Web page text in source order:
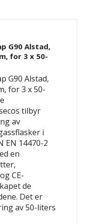
G90 Alstad,
for 3 x 50-
G90 Alstad,
for 3 x 50-
tilbyr
av
i
EN 14470-2
en
CE-
de
Det er
av 50-liters